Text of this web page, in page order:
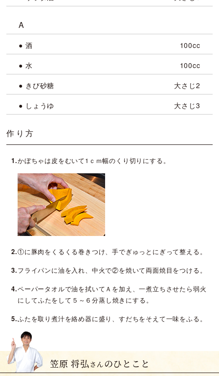
A
● 酒 100cc
● 水 100cc
● きび砂糖 大さじ2
● しょうゆ 大さじ3
作り方
1.かぼちゃは皮をむいて1ｃｍ幅のくり切りにする。
2.①に豚肉をくるくる巻きつけ、手でぎゅっとにぎって整える。
3.フライパンに油を入れ、中火で②を焼いて両面焼目をつける。
4.ペーパータオルで油を拭いてＡを加え、一煮立ちさせたら弱火
にしてふたをして５～６分蒸し焼きにする。
5.ふたを取り煮汁を絡め器に盛り、すだちをそえて一味をふる。
笠原 将弘さんのひとこと